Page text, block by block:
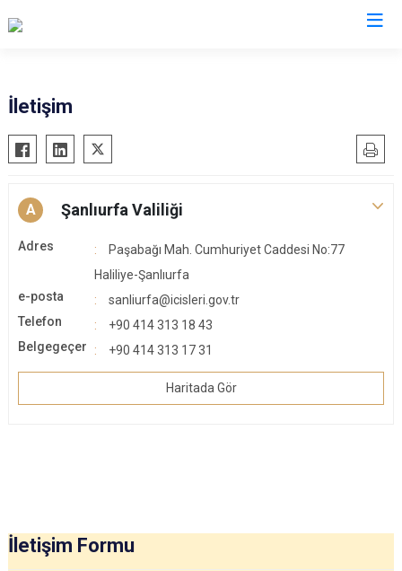
İletişim
A Şanlıurfa Valiliği
Adres
Paşabağı Mah. Cumhuriyet Caddesi No:77
Haliliye-Şanlıurfa
e-posta
sanliurfa@icisleri.gov.tr
Telefon
+90 414 313 18 43
Belgegeçer
+90 414 313 17 31
Haritada Gör
İletişim Formu